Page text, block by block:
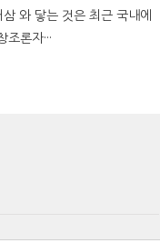
와 닿는 것은 최근 국내에
론자···